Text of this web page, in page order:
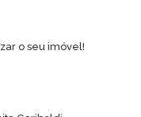
o seu imóvel!